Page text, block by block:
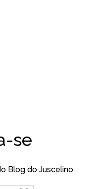
se
Blog do Juscelino